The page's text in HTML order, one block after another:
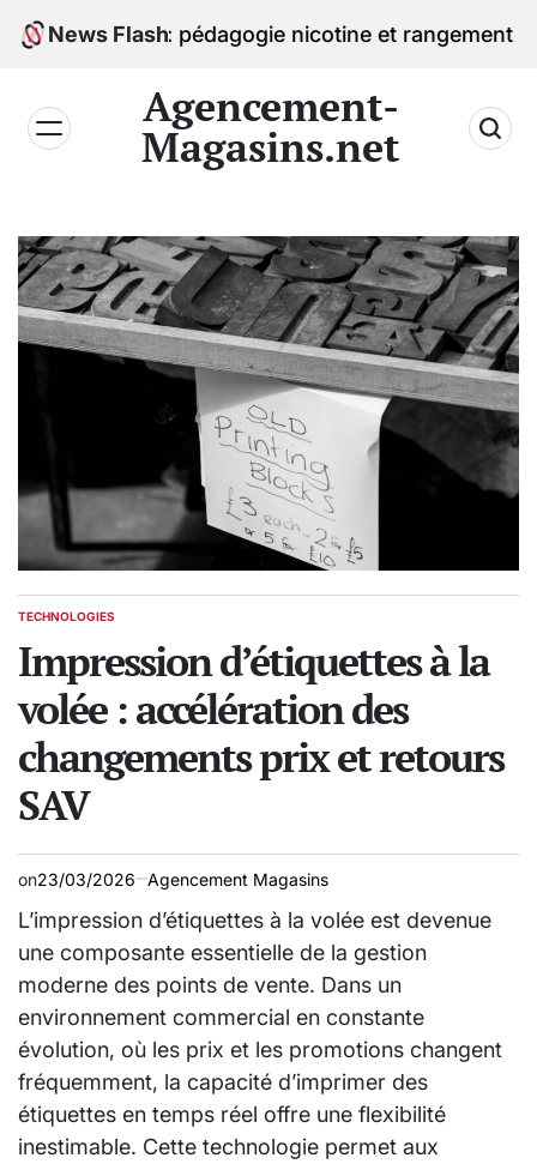
Skip
News Flash
: pédagogie nicotine et rangement par familles
Agencement-
Magasins.net
POSTED
TECHNOLOGIES
Impression d’étiquettes à la
volée : accélération des
changements prix et retours
SAV
on23/03/2026 Agencement Magasins
L’impression d’étiquettes à la volée est devenue
une composante essentielle de la gestion
moderne des points de vente. Dans un
environnement commercial en constante
évolution, où les prix et les promotions changent
fréquemment, la capacité d’imprimer des
étiquettes en temps réel offre une flexibilité
inestimable. Cette technologie permet aux